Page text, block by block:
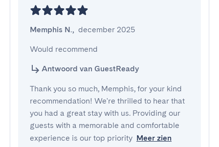
Memphis N., december 2025
Would recommend
Antwoord van GuestReady
Thank you so much, Memphis, for your kind
recommendation! We're thrilled to hear that
you had a great stay with us. Providing our
guests with a memorable and comfortable
experience is our top priority Meer zien